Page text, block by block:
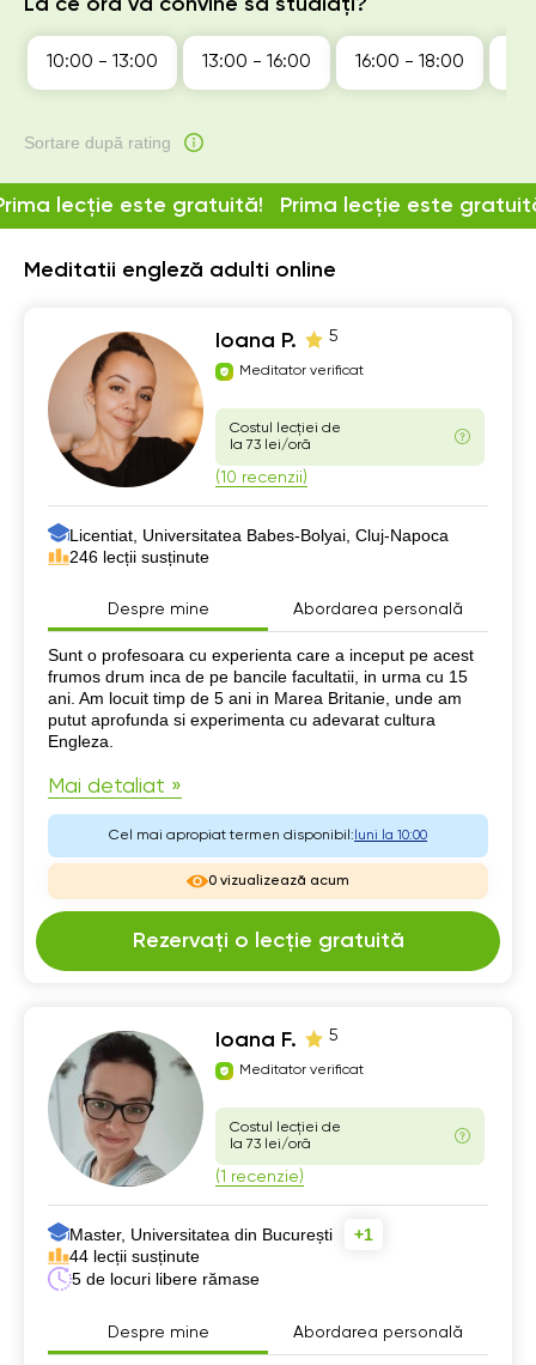
Meditatii engleză adulti online
Ioana P. 5
Meditator verificat
Costul lecției de
la 73 lei/oră
(10 recenzii)
Licentiat, Universitatea Babes-Bolyai, Cluj-Napoca
246 lecții susținute
Despre mine Abordarea personală
Despre mine
Sunt o profesoara cu experienta care a inceput pe acest
frumos drum inca de pe bancile facultatii, in urma cu 15
ani. Am locuit timp de 5 ani in Marea Britanie, unde am
putut aprofunda si experimenta cu adevarat cultura
Engleza.
Mai detaliat »
Cel mai apropiat termen disponibil: luni la 10:00
0 vizualizează acum
Rezervați o lecție gratuită
Ioana F. 5
Meditator verificat
Costul lecției de
la 73 lei/oră
(1 recenzie)
Master, Universitatea din București
+1
44 lecții susținute
5 de locuri libere rămase
Despre mine Abordarea personală
lecție este gratuită! Prima lecție este
La ce oră vă convine să studiați?
10:00 - 13:00 13:00 - 16:00 16:00 - 18:00
Sortare după rating